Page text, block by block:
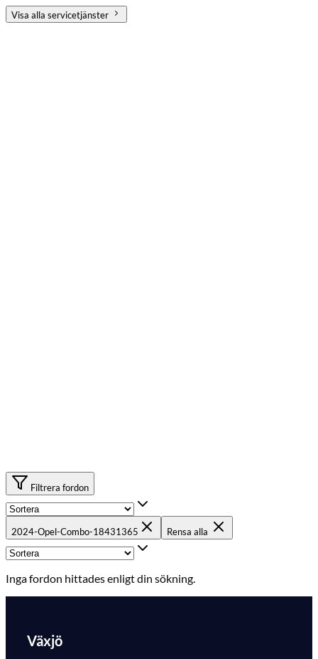
Visa alla servicetjänster
Filtrera fordon
2024-Opel-Combo-18431365 Rensa alla
Inga fordon hittades enligt din sökning.
Växjö